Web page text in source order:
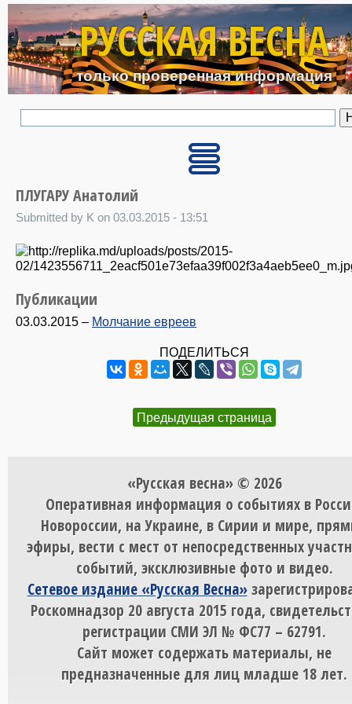
Перейти к основному
РУССКАЯ ВЕСНА
только проверенная информация
ПЛУГАРУ Анатолий
Submitted by K on 03.03.2015 - 13:51
Публикации
03.03.2015 – Молчание евреев
ПОДЕЛИТЬСЯ
Предыдущая страница
«Русская весна» © 2026
Оперативная информация о событиях в
Новороссии, на Украине, в Сирии и мире,
эфиры, вести с мест от непосредственных
событий, эксклюзивные фото и видео.
Сетевое издание «Русская Весна»
Роскомнадзор 20 августа 2015 года,
регистрации СМИ ЭЛ № ФС77 – 62791.
Сайт может содержать материалы, не
предназначенные для лиц младше 18 лет.